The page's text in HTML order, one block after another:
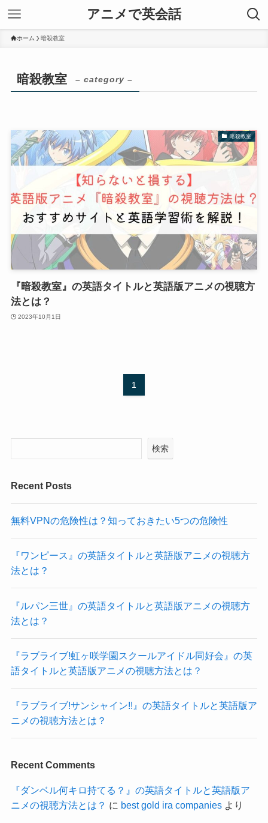
アニメで英会話
ホーム 暗殺教室
暗殺教室 – category –
暗殺教室
『暗殺教室』の英語タイトルと英語版アニメの視聴方
法とは？
2023年10月1日
1
検索
Recent Posts
無料VPNの危険性は？知っておきたい5つの危険性
『ワンピース』の英語タイトルと英語版アニメの視聴方
法とは？
『ルパン三世』の英語タイトルと英語版アニメの視聴方
法とは？
『ラブライブ!虹ヶ咲学園スクールアイドル同好会』の英
語タイトルと英語版アニメの視聴方法とは？
『ラブライブ!サンシャイン!!』の英語タイトルと英語版ア
ニメの視聴方法とは？
Recent Comments
『ダンベル何キロ持てる？』の英語タイトルと英語版ア
ニメの視聴方法とは？ に best gold ira companiesより